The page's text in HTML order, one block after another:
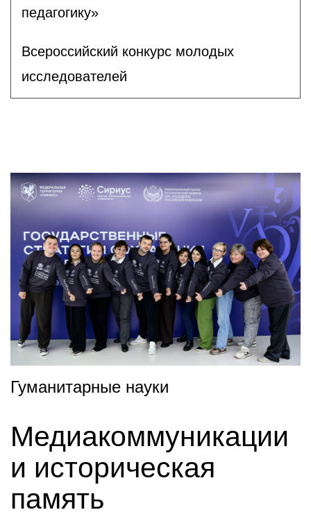
педагогику»
Всероссийский конкурс молодых
исследователей
Гуманитарные науки
Медиакоммуникации
и историческая
память